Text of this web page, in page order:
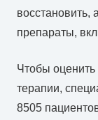
препараты,
Чтобы оценить
терапии,
8505